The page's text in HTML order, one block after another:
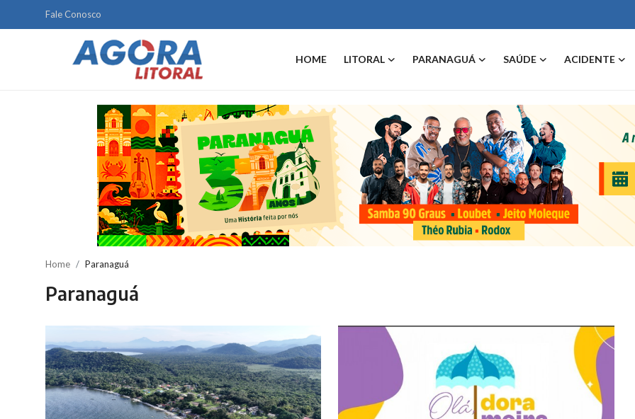
Fale Conosco
HOME LITORAL PARANAGUÁ SAÚDE ACIDENTE
Home Paranaguá
Paranaguá